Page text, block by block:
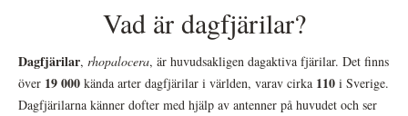
Vad är dagfjärilar?
Dagfjärilar, rhopalocera, är huvudsakligen dagaktiva fjärilar. Det finns
över 19 000 kända arter dagfjärilar i världen, varav cirka 110 i Sverige.
Dagfjärilarna känner dofter med hjälp av antenner på huvudet och ser